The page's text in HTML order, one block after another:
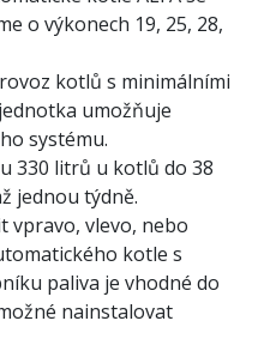
o výkonech 19, 25, 28,
kotlů s minimálními
umožňuje
systému.
330 litrů u kotlů do 38
jednou týdně.
vpravo, vlevo, nebo
kotle s
paliva je vhodné do
nainstalovat